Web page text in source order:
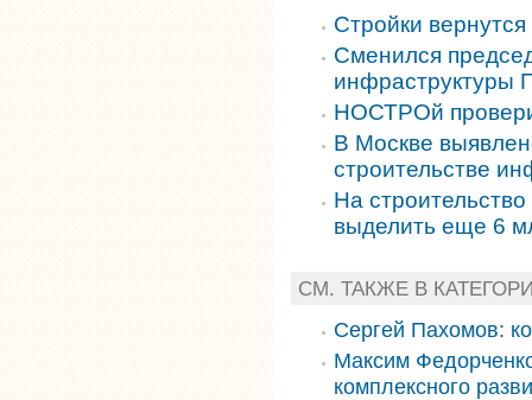
Стройки
Сменился
инфраструктуры
НОСТРОй
В Москве
строительстве
На
выделить еще 6
СМ. ТАКЖЕ В
Сергей Пахомов:
Максим
комплексного